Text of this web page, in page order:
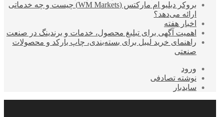
بروکر دبلیو ام مارکتس (WM Markets) چیست و چه خدماتی
ارائه می‌دهد؟
اخبار هفته
اهمیت آگهی برای تبلیغ محصول، خدمات و برندینگ در صنعت
راهنمای خرید لیبل برای بسته‌بندی، چاپ بارکد و محصولات
صنعتی
ورود
نوشته تصادفی
سایدبار